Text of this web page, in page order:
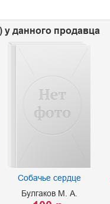
у данного продавца
Собачье сердце
Булгаков М. А.